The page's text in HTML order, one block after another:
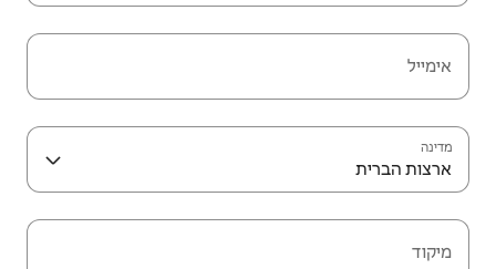
אימייל
מדינה
ארצות הברית
מיקוד